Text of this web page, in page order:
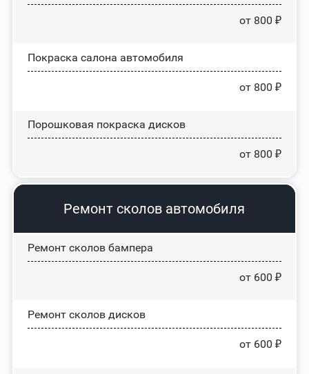
от 800 ₽
Покраска салона автомобиля
от 800 ₽
Порошковая покраска дисков
от 800 ₽
Ремонт сколов автомобиля
Ремонт сколов бампера
от 600 ₽
Ремонт сколов дисков
от 600 ₽